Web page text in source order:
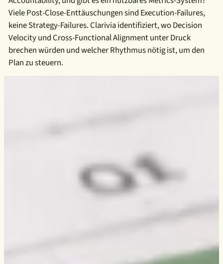
Viele Post-Close-Enttäuschungen sind Execution-Failures,
keine Strategy-Failures. Clarivia identifiziert, wo Decision
Velocity und Cross-Functional Alignment unter Druck
brechen würden und welcher Rhythmus nötig ist, um den
Plan zu steuern.